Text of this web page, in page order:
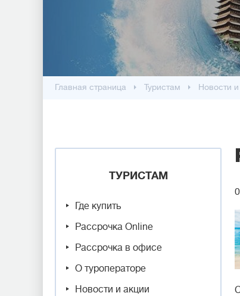
Главная страница Туристам Новости
ТУРИСТАМ
Где купить
Рассрочка Online
Рассрочка в офисе
О туроператоре
Новости и акции